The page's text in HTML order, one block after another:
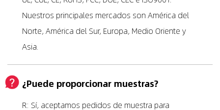
Nuestros principales mercados son América del
Norte, América del Sur, Europa, Medio Oriente y
Asia.
¿Puede proporcionar muestras?
R: Sí, aceptamos pedidos de muestra para